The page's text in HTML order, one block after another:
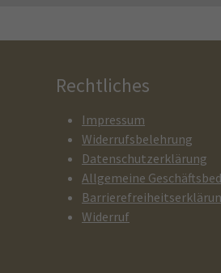
Rechtliches
Impressum
Widerrufsbelehrung
Datenschutzerklärung
Allgemeine
Widerruf